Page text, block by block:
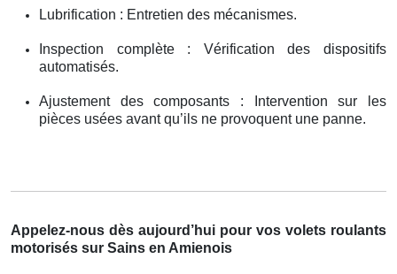
Lubrification : Entretien des mécanismes.
Inspection complète : Vérification des dispositifs
automatisés.
Ajustement des composants : Intervention sur les
pièces usées avant qu’ils ne provoquent une panne.
Appelez-nous dès aujourd’hui pour vos volets roulants
motorisés sur Sains en Amienois